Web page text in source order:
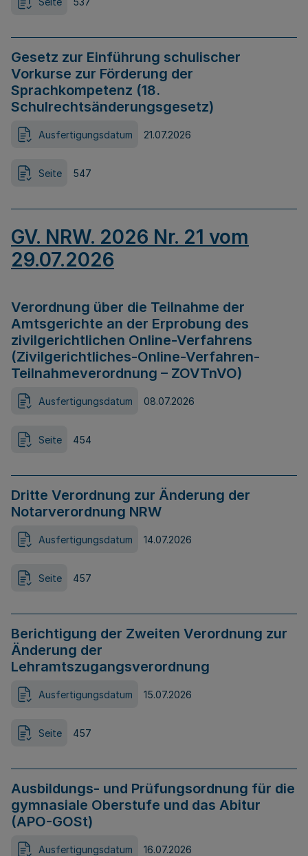
Gesetz zur Einführung schulischer
Vorkurse zur Förderung der
Sprachkompetenz (18.
Schulrechtsänderungsgesetz)
Ausfertigungsdatum 21.07.2026
Seite 547
GV. NRW. 2026 Nr. 21 vom
29.07.2026
Verordnung über die Teilnahme der
Amtsgerichte an der Erprobung des
zivilgerichtlichen Online-Verfahrens
(Zivilgerichtliches-Online-Verfahren-
Teilnahmeverordnung – ZOVTnVO)
Ausfertigungsdatum 08.07.2026
Seite 454
Dritte Verordnung zur Änderung der
Notarverordnung NRW
Ausfertigungsdatum 14.07.2026
Seite 457
Berichtigung der Zweiten Verordnung zur
Änderung der
Lehramtszugangsverordnung
Ausfertigungsdatum 15.07.2026
Seite 457
Ausbildungs- und Prüfungsordnung für die
gymnasiale Oberstufe und das Abitur
(APO-GOSt)
Ausfertigungsdatum 16.07.2026